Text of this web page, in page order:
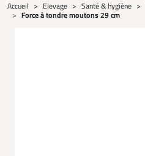
Accueil Elevage Santé & hygiène
Force à tondre moutons 29 cm